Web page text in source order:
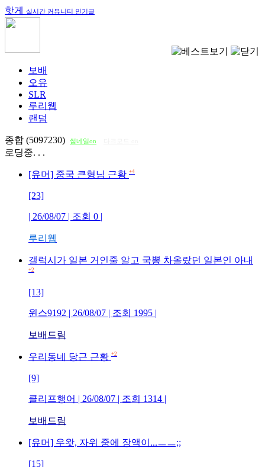
핫게 실시간 커뮤니티 인기글
보배
오유
SLR
루리웹
랜덤
종합 (5097230) 썸네일on
로딩중. . .
[유머] 중국 큰형님 근황 +4
[23]
| 26/08/07 | 조회 0 |
루리웹
갤럭시가 일본 거인줄 알고 국뽕 차올랐던 일본인 아내
+2
[13]
윈스9192 | 26/08/07 | 조회 1995 |
보배드림
우리동네 당근 근황 +2
[9]
클리프행어 | 26/08/07 | 조회 1314 |
보배드림
[유머] 우왓, 자위 중에 장액이...ㅡㅡ;;
[15]